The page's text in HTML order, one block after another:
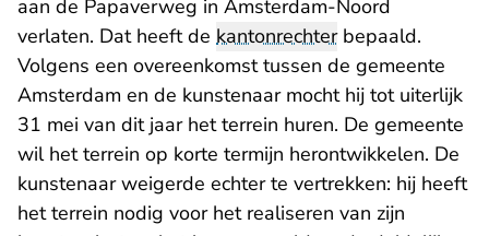
aan de Papaverweg in Amsterdam-Noord
verlaten. Dat heeft de kantonrechterbepaald.
Volgens een overeenkomst tussen de gemeente
Amsterdam en de kunstenaar mocht hij tot uiterlijk
31 mei van dit jaar het terrein huren. De gemeente
wil het terrein op korte termijn herontwikkelen. De
kunstenaar weigerde echter te vertrekken: hij heeft
het terrein nodig voor het realiseren van zijn